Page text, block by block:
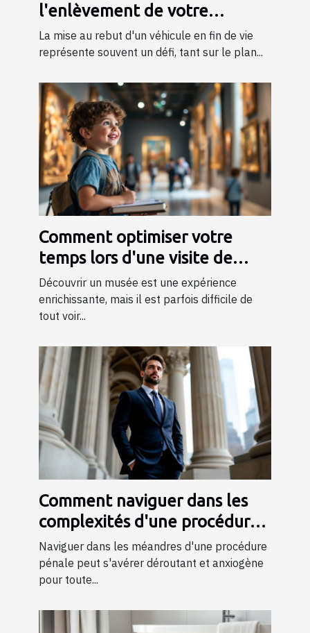
l'enlèvement de votre
véhicule en fin de vie
La mise au rebut d'un véhicule en fin de vie
représente souvent un défi, tant sur le plan...
Comment optimiser votre
temps lors d'une visite de
musée ?
Découvrir un musée est une expérience
enrichissante, mais il est parfois difficile de
tout voir...
Comment naviguer dans les
complexités d'une procédure
pénale ?
Naviguer dans les méandres d'une procédure
pénale peut s'avérer déroutant et anxiogène
pour toute...